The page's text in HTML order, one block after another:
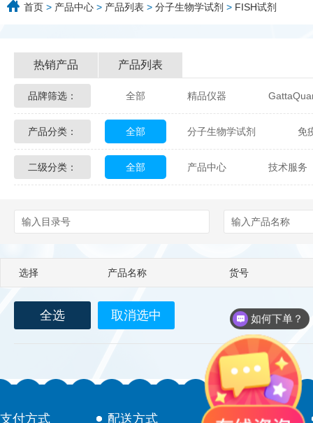
首页 > 产品中心 > 产品列表 > 分子生物学试剂 > FISH试剂
热销产品 产品列表
品牌筛选： 全部 精品仪器
Glycon Biochem Sterlitech
Echelon Biosciences Verichem
Biotez Berlin Diametra
Berry & Associates Zedira
LGC Maine Standards Biolife
Abbexa AbD Serotec
产品分类： 全部 分子生物学试剂 免
化学及生物化学试剂 材料学试剂
二级分类： 全部 产品中心 技术服务
选择 产品名称 货号
全选 取消选中
支付方式 配送方式 售后服务
如何下单？